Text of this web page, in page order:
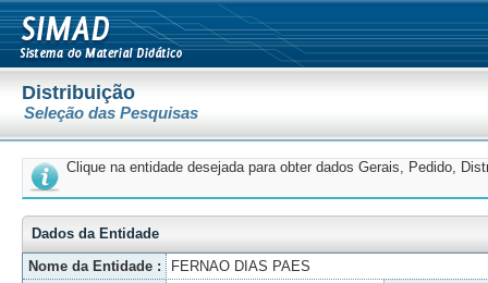
Distribuição
Seleção das Pesquisas
Clique na entidade desejada para obter dados Gerais, Pedido,
Dados da Entidade
Nome da Entidade :
FERNAO DIAS PAES